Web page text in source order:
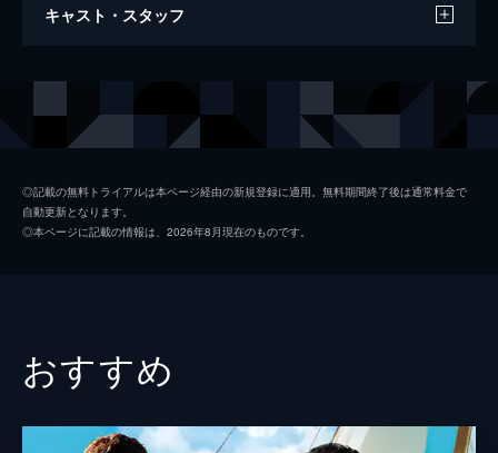
お姉さんが行く！
キャスト・スタッフ
イ・ボムス
◎記載の無料トライアルは本ページ経由の新規登録に適用。無料期間終了後は通常料金で
自動更新となります。
◎本ページに記載の情報は、2026年8月現在のものです。
おすすめ